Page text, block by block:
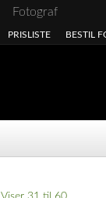
Fotograf
PRISLISTE BESTIL